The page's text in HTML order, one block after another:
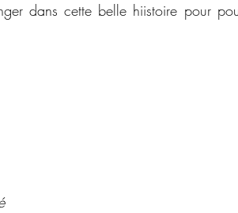
dans cette belle hiistoire pour